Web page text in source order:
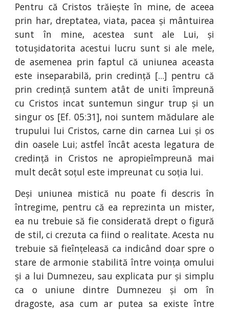
Pentru că Cristos trăiește în mine, de aceea
prin har, dreptatea, viata, pacea și mântuirea
sunt în mine, acestea sunt ale Lui, și
totușidatorita acestui lucru sunt si ale mele,
de asemenea prin faptul că uniunea aceasta
este inseparabilă, prin credință [...] pentru că
prin credință suntem atât de uniti împreună
cu Cristos incat suntemun singur trup și un
singur os [Ef. 05:31], noi suntem mădulare ale
trupului lui Cristos, carne din carnea Lui și os
din oasele Lui; astfel încât acesta legatura de
credință in Cristos ne apropieîmpreună mai
mult decât soțul este impreunat cu soția lui.
Deși uniunea mistică nu poate fi descris în
întregime, pentru că ea reprezinta un mister,
ea nu trebuie să fie considerată drept o figură
de stil, ci crezuta ca fiind o realitate. Acesta nu
trebuie să fieînțeleasă ca indicând doar spre o
stare de armonie stabilită între voința omului
și a lui Dumnezeu, sau explicata pur și simplu
ca o uniune dintre Dumnezeu și om în
dragoste, asa cum ar putea sa existe între